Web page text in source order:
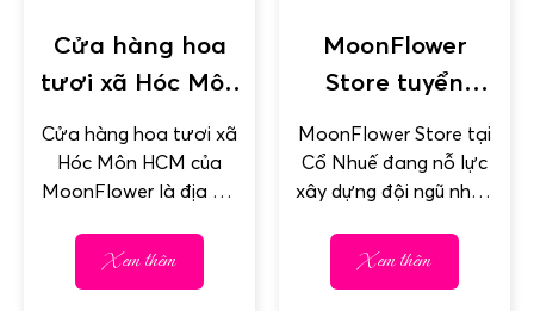
Cửa hàng hoa
tươi xã Hóc Môn
Cửa hàng hoa tươi xã
Hóc Môn HCM của
MoonFlower là địa chỉ
cả các dịch vụ hoa...
Xem thêm
MoonFlower
Store tuyển
làm việc tại Cổ
Nhuế
MoonFlower Store tại
Cổ Nhuế đang nỗ lực
xây dựng đội ngũ nhân
vụ khách hàng tốt...
Xem thêm